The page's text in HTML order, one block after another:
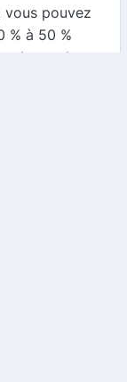
vous pouvez
% à 50 %
les codes